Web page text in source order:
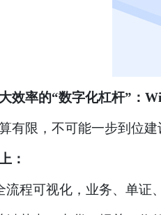
效率的“数字化杠杆” ：
有限，不可能一步到位
：
流程可视化，业务、单证